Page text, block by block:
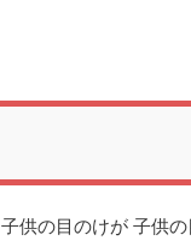
子供の目のけが 子供